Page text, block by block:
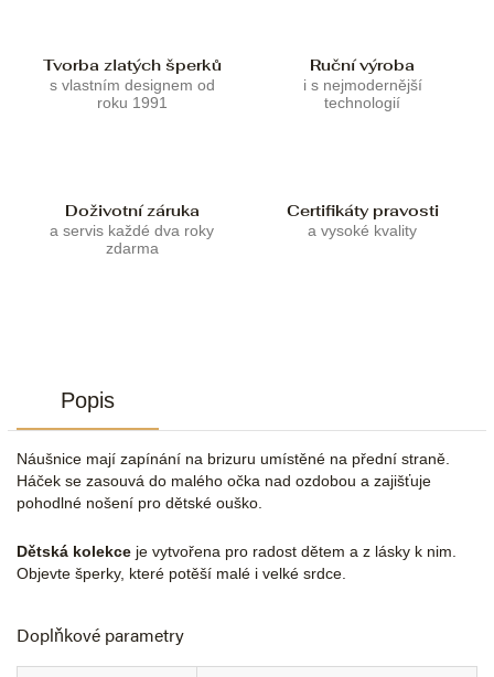
Tvorba zlatých šperků
s vlastním designem od
roku 1991
Ruční výroba
i s nejmodernější
technologií
Doživotní záruka
a servis každé dva roky
zdarma
Certifikáty pravosti
a vysoké kvality
Popis
Náušnice mají zapínání na brizuru umístěné na přední straně.
Háček se zasouvá do malého očka nad ozdobou a zajišťuje
pohodlné nošení pro dětské ouško.
Dětská kolekce je vytvořena pro radost dětem a z lásky k nim.
Objevte šperky, které potěší malé i velké srdce.
Doplňkové parametry